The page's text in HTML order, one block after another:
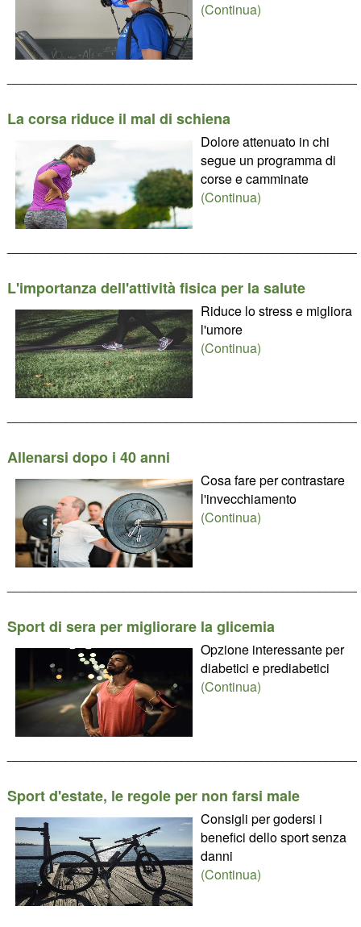
(Continua)
La corsa riduce il mal di schiena
Dolore attenuato in chi
segue un programma di
corse e camminate
(Continua)
L'importanza dell'attività fisica per la salute
Riduce lo stress e migliora
l'umore
(Continua)
Allenarsi dopo i 40 anni
Cosa fare per contrastare
l'invecchiamento
(Continua)
Sport di sera per migliorare la glicemia
Opzione interessante per
diabetici e prediabetici
(Continua)
Sport d'estate, le regole per non farsi male
Consigli per godersi i
benefici dello sport senza
danni
(Continua)